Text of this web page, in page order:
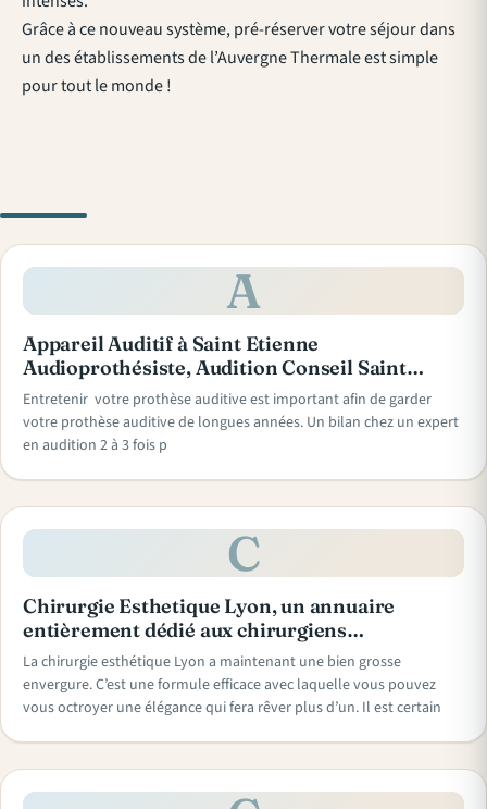
Grâce à ce nouveau système, pré-réserver votre séjour dans
un des établissements de l’Auvergne Thermale est simple
pour tout le monde !
A
Appareil Auditif à Saint Etienne
Audioprothésiste, Audition Conseil Saint…
Entretenir votre prothèse auditive est important afin de garder
votre prothèse auditive de longues années. Un bilan chez un expert
en audition 2 à 3 fois p
C
Chirurgie Esthetique Lyon, un annuaire
entièrement dédié aux chirurgiens…
La chirurgie esthétique Lyon a maintenant une bien grosse
envergure. C’est une formule efficace avec laquelle vous pouvez
vous octroyer une élégance qui fera rêver plus d’un. Il est certain